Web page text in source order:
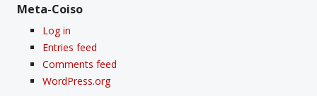
Meta-Coiso
Log in
Entries feed
Comments feed
WordPress.org